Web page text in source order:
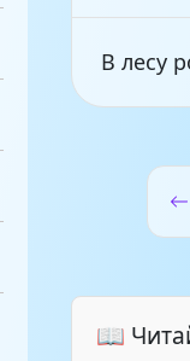
В лесу
Кабы
📖